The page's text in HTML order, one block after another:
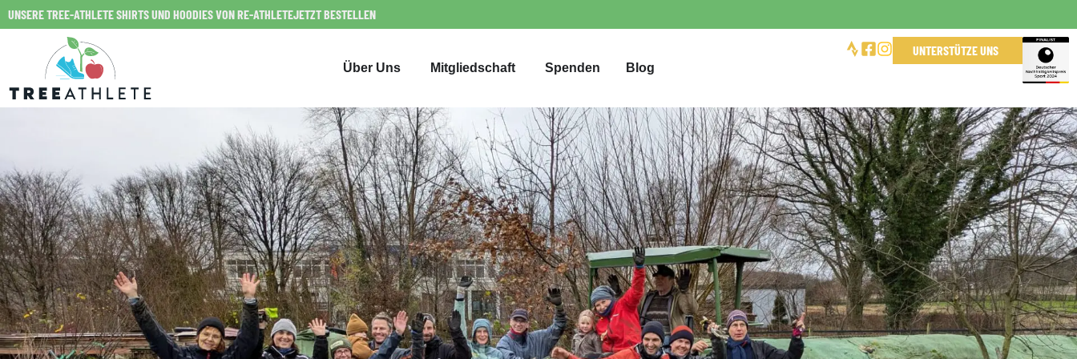
UNSERE TREE-ATHLETE SHIRTS UND HOODIES VON RE-ATHLETEJETZT BESTELLEN
Über Uns Mitgliedschaft Spenden Blog
UNTERSTÜTZE UNS